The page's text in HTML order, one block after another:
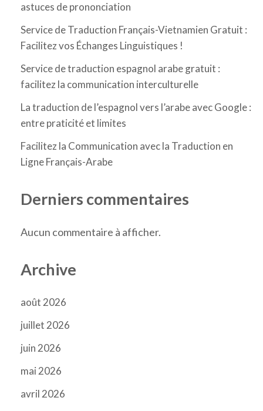
astuces de prononciation
Service de Traduction Français-Vietnamien Gratuit :
Facilitez vos Échanges Linguistiques !
Service de traduction espagnol arabe gratuit :
facilitez la communication interculturelle
La traduction de l’espagnol vers l’arabe avec Google :
entre praticité et limites
Facilitez la Communication avec la Traduction en
Ligne Français-Arabe
Derniers commentaires
Aucun commentaire à afficher.
Archive
août 2026
juillet 2026
juin 2026
mai 2026
avril 2026